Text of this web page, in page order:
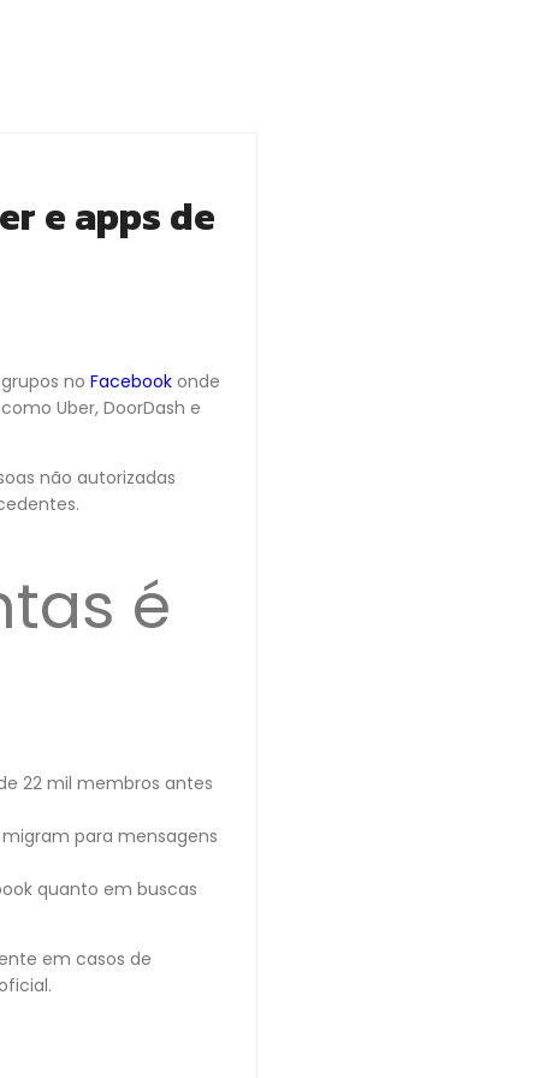
e apps de
no Facebook onde
Uber, DoorDash e
não autorizadas
é
22 mil membros antes
para mensagens
quanto em buscas
em casos de